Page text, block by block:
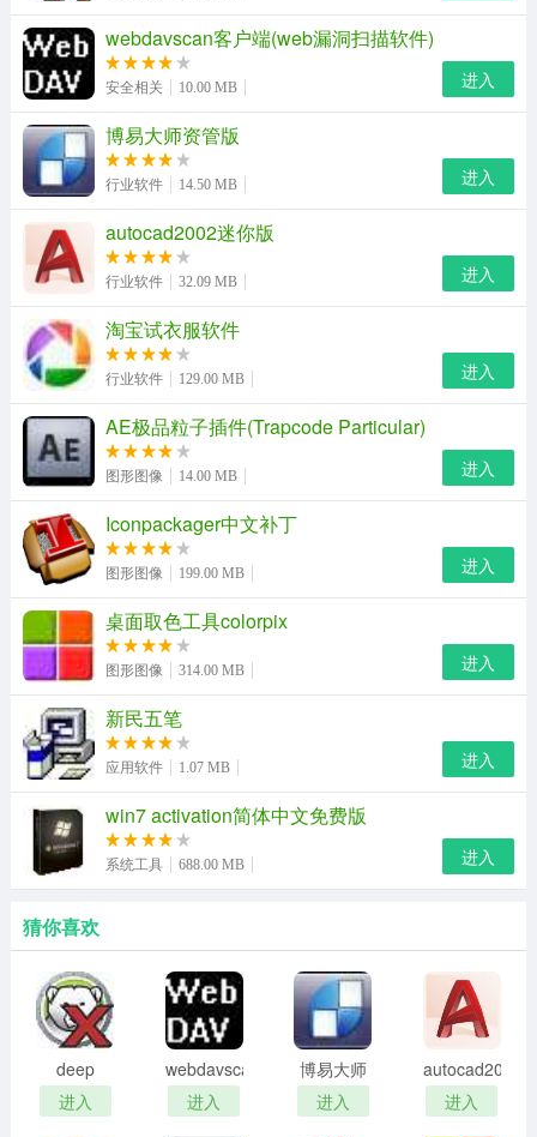
自动获取扎堆里的来往用户,实现给用户主动发加好友的请
求.
主要是接受同意别人主动加你为好友的请求,跟手机上新的
好友请求结果是一样的.
4、批量邀请我的好友进入自建的扎堆
自建的扎堆没有人怎么办呢,通过这个功能主动邀请好友进
入我建的扎堆.
5、批量接受扎堆邀请
我们每天会收到很多好友拉我们进扎堆,在手机上一个个点
接受实现在太麻烦了,那就试试这个功能吧.
6、运行环境
来往好友通只能运行在windows系统电脑上,无法运行在手
更新日志：
软件自动升级
webdavscan客户端(web漏洞扫描软件)
安全相关 10.00 MB 进入
博易大师资管版
行业软件 14.50 MB 进入
autocad2002迷你版
行业软件 32.09 MB 进入
淘宝试衣服软件
行业软件 129.00 MB 进入
AE极品粒子插件(Trapcode Particular)
图形图像 14.00 MB 进入
Iconpackager中文补丁
图形图像 199.00 MB 进入
桌面取色工具colorpix
图形图像 314.00 MB 进入
新民五笔
应用软件 1.07 MB 进入
win7 activation简体中文免费版
系统工具 688.00 MB 进入
猜你喜欢
deep
freeze
password
进入
webdavscan
客户端
(web漏洞
进入
博易大师
资管版
进入
autocad2002
迷你版
进入